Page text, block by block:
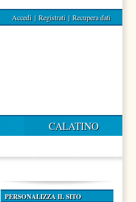
Accedi | Registrati | Recupera dati
CALATINO
PERSONALIZZA IL SITO